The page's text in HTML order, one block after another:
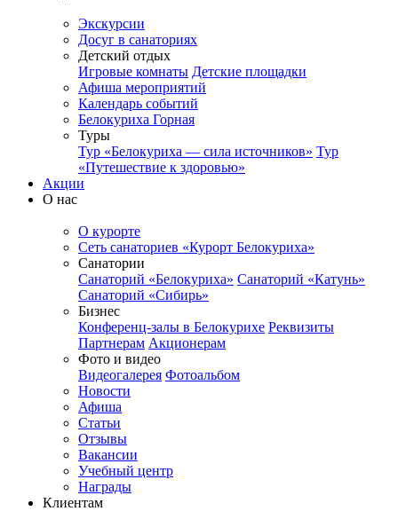
Экскурсии
Досуг в санаториях
Детский отдых
Игровые комнаты Детские площадки
Афиша мероприятий
Календарь событий
Белокуриха Горная
Туры
Тур «Белокуриха — сила источников» Тур
«Путешествие к здоровью»
Акции
О нас
О курорте
Сеть санаториев «Курорт Белокуриха»
Санатории
Санаторий «Белокуриха» Санаторий «Катунь»
Санаторий «Сибирь»
Бизнес
Конференц-залы в Белокурихе Реквизиты
Партнерам Акционерам
Фото и видео
Видеогалерея Фотоальбом
Новости
Афиша
Статьи
Отзывы
Вакансии
Учебный центр
Награды
Клиентам